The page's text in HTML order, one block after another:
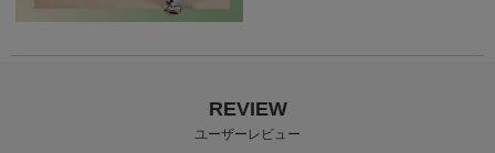
REVIEW
ユーザーレビュー